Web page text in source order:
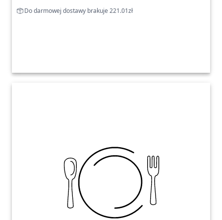
Do darmowej dostawy brakuje 221.01zł